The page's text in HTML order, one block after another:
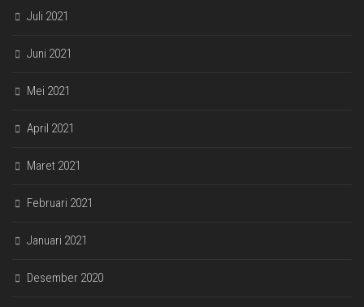
Juli 2021
Juni 2021
Mei 2021
April 2021
Maret 2021
Februari 2021
Januari 2021
Desember 2020